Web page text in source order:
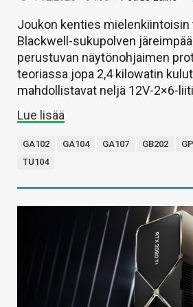
Joukon kenties mielenkiintoisin
Blackwell-sukupolven
perustuvan näytönohjaimen
teoriassa jopa 2,4 kilowatin
mahdollistavat neljä 12V-2×6-
Lue lisää
GA102 GA104 GA107 GB202
TU104